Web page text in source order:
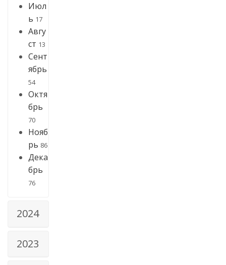
Июл
ь 17
Авгу
ст 13
Сент
ябрь
54
Октя
брь
70
Нояб
рь 86
Дека
брь
76
2024
2023